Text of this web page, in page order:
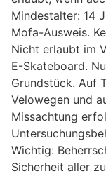
Mindestalter: 14
Mofa-Ausweis.
Nicht erlaubt im
E-Skateboard.
Grundstück. Auf
Velowegen und
Missachtung
Wichtig:
Sicherheit aller